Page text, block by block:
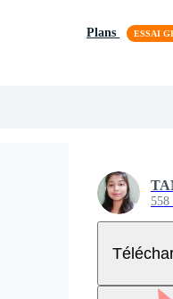
Plans
558